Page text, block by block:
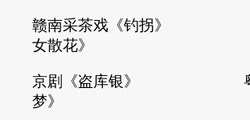
赣南采茶戏《钓拐》
女散花》
京剧《盗库银》 粤
梦》